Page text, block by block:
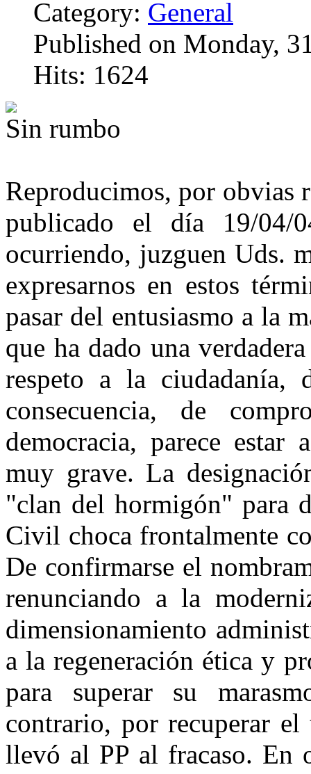
Category: General
Published on Monday,
Hits: 1624
Sin rumbo
Reproducimos, por obvias
publicado el día 19/
ocurriendo, juzguen Uds.
expresarnos en estos
pasar del entusiasmo a la
que ha dado una
respeto a la ciudadanía,
consecuencia, de
democracia, parece
muy grave. La
"clan del hormigón" para
Civil choca frontalmente
De confirmarse el
renunciando a la
dimensionamiento
a la regeneración ética y
para superar su
contrario, por recuperar
llevó al PP al fracaso. En